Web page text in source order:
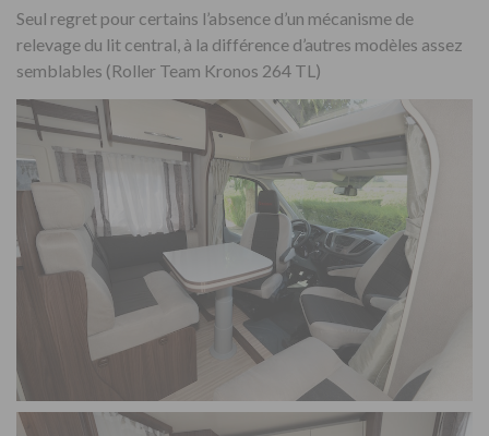
Seul regret pour certains l’absence d’un mécanisme de
relevage du lit central, à la différence d’autres modèles assez
semblables (Roller Team Kronos 264 TL)